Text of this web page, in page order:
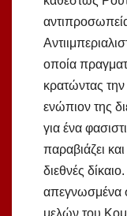
οποία
κρατώντας
ενώπιον της
για ένα
παραβιάζει
διεθνές
απεγνωσμένα